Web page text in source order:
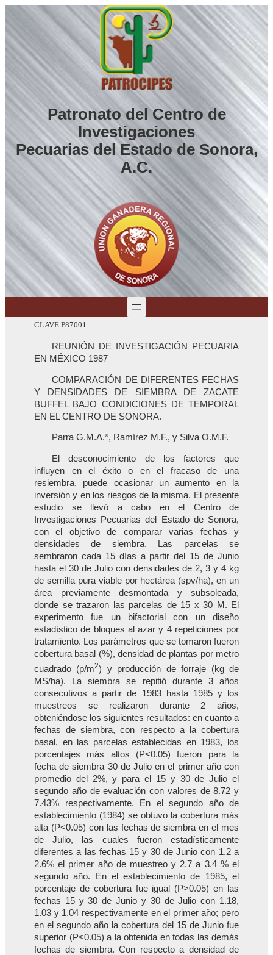
Saltar
al
contenido
Patronato del Centro de
Investigaciones
Pecuarias del Estado de Sonora,
A.C.
CLAVE P87001
REUNIÓN DE INVESTIGACIÓN PECUARIA
EN MÉXICO 1987
COMPARACIÓN DE DIFERENTES FECHAS
Y DENSIDADES DE SIEMBRA DE ZACATE
BUFFEL BAJO CONDICIONES DE TEMPORAL
EN EL CENTRO DE SONORA.
Parra G.M.A.*, Ramírez M.F., y Silva O.M.F.
El desconocimiento de los factores que
influyen en el éxito o en el fracaso de una
resiembra, puede ocasionar un aumento en la
inversión y en los riesgos de la misma. El presente
estudio se llevó a cabo en el Centro de
Investigaciones Pecuarias del Estado de Sonora,
con el objetivo de comparar varias fechas y
densidades de siembra. Las parcelas se
sembraron cada 15 días a partir del 15 de Junio
hasta el 30 de Julio con densidades de 2, 3 y 4 kg
de semilla pura viable por hectárea (spv/ha), en un
área previamente desmontada y subsoleada,
donde se trazaron las parcelas de 15 x 30 M. El
experimento fue un bifactorial con un diseño
estadístico de bloques al azar y 4 repeticiones por
tratamiento. Los parámetros que se tomaron fueron
cobertura basal (%), densidad de plantas por metro
cuadrado (p/m2) y producción de forraje (kg de
MS/ha). La siembra se repitió durante 3 años
consecutivos a partir de 1983 hasta 1985 y los
muestreos se realizaron durante 2 años,
obteniéndose los siguientes resultados: en cuanto a
fechas de siembra, con respecto a la cobertura
basal, en las parcelas establecidas en 1983, los
porcentajes más altos (P<0.05) fueron para la
fecha de siembra 30 de Julio en el primer año con
promedio del 2%, y para el 15 y 30 de Julio el
segundo año de evaluación con valores de 8.72 y
7.43% respectivamente. En el segundo año de
establecimiento (1984) se obtuvo la cobertura más
alta (P<0.05) con las fechas de siembra en el mes
de Julio, las cuales fueron estadísticamente
diferentes a las fechas 15 y 30 de Junio con 1.2 a
2.6% el primer año de muestreo y 2.7 a 3.4 % el
segundo año. En el establecimiento de 1985, el
porcentaje de cobertura fue igual (P>0.05) en las
fechas 15 y 30 de Junio y 30 de Julio con 1.18,
1.03 y 1.04 respectivamente en el primer año; pero
en el segundo año la cobertura del 15 de Junio fue
superior (P<0.05) a la obtenida en todas las demás
fechas de siembra. Con respecto a densidad de